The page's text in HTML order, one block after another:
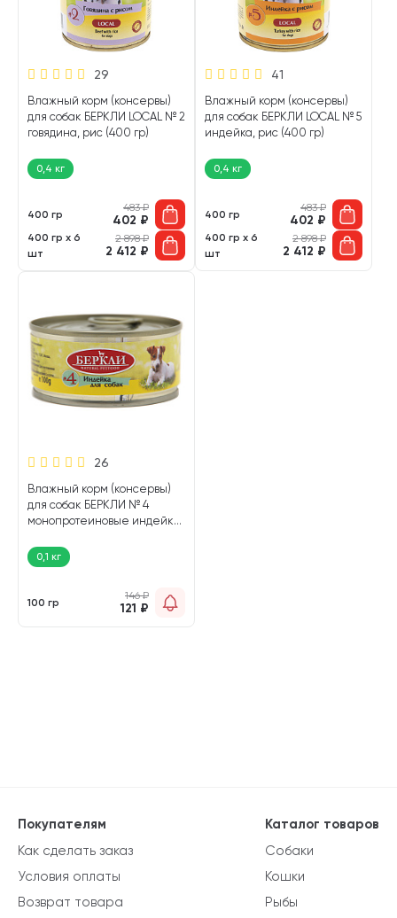
29
Влажный корм (консервы)
для собак БЕРКЛИ LOCAL № 2
говядина, рис (400 гр)
0,4 кг
400 гр
483₽
402 ₽
400 гр х 6
шт
2 898₽
2 412 ₽
41
Влажный корм (консервы)
для собак БЕРКЛИ LOCAL № 5
индейка, рис (400 гр)
0,4 кг
400 гр
483₽
402 ₽
400 гр х 6
шт
2 898₽
2 412 ₽
26
Влажный корм (консервы)
для собак БЕРКЛИ № 4
монопротеиновые индейка
0,1 кг
100 гр
146₽
121 ₽
Каталог товаров
Собаки
Кошки
Рыбы
Покупателям
Как сделать заказ
Условия оплаты
Возврат товара